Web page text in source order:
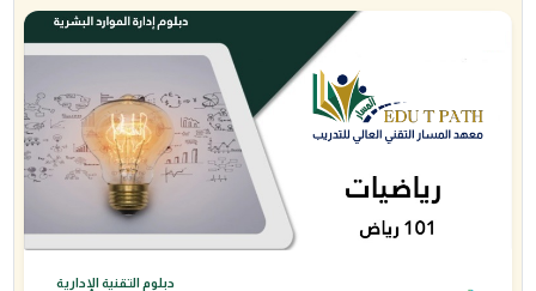
دبلوم التقنية الإدارية